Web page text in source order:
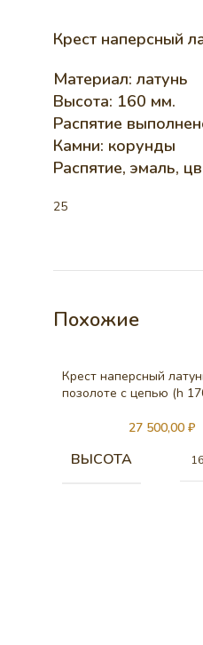
Крест наперсный
Материал: латунь
Высота: 160 мм.
Распятие
Камни: корунды
Распятие, эмаль,
25
Похожие
Крест наперсный
позолоте с цепью (h
27 500,00 ₽
ВЫСОТА